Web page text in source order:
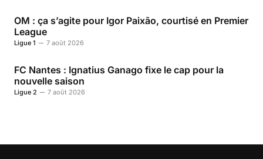
OM : ça s’agite pour Igor Paixão, courtisé en Premier
League
Ligue 1 7 août 2026
FC Nantes : Ignatius Ganago fixe le cap pour la
nouvelle saison
Ligue 2 7 août 2026